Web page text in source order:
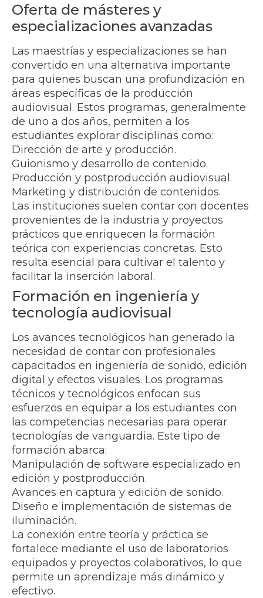
Oferta de másteres y
especializaciones avanzadas
Las maestrías y especializaciones se han
convertido en una alternativa importante
para quienes buscan una profundización en
áreas específicas de la producción
audiovisual. Estos programas, generalmente
de uno a dos años, permiten a los
estudiantes explorar disciplinas como:
Dirección de arte y producción.
Guionismo y desarrollo de contenido.
Producción y postproducción audiovisual.
Marketing y distribución de contenidos.
Las instituciones suelen contar con docentes
provenientes de la industria y proyectos
prácticos que enriquecen la formación
teórica con experiencias concretas. Esto
resulta esencial para cultivar el talento y
facilitar la inserción laboral.
Formación en ingeniería y
tecnología audiovisual
Los avances tecnológicos han generado la
necesidad de contar con profesionales
capacitados en ingeniería de sonido, edición
digital y efectos visuales. Los programas
técnicos y tecnológicos enfocan sus
esfuerzos en equipar a los estudiantes con
las competencias necesarias para operar
tecnologías de vanguardia. Este tipo de
formación abarca:
Manipulación de software especializado en
edición y postproducción.
Avances en captura y edición de sonido.
Diseño e implementación de sistemas de
iluminación.
La conexión entre teoría y práctica se
fortalece mediante el uso de laboratorios
equipados y proyectos colaborativos, lo que
permite un aprendizaje más dinámico y
efectivo.